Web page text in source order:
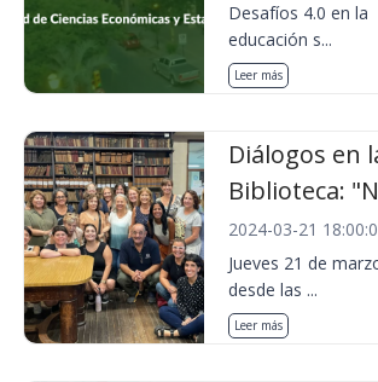
Desafíos 4.0 en la
educación s...
Leer más
Diálogos en
Biblioteca:
2024-03-21
Jueves 21 de
desde las ...
Leer más